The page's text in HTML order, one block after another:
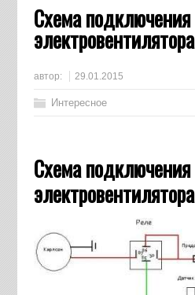
Схема подключения
электровентилятора
автор: 29.01.2015
Интересное
Схема подключения
электровентилятора